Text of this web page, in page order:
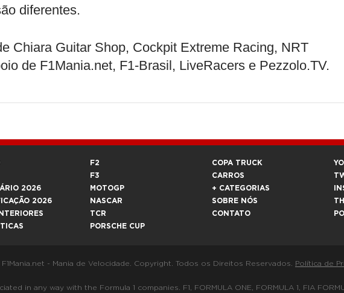
diferentes.
Chiara Guitar Shop, Cockpit Extreme Racing, NRT
de F1Mania.net, F1-Brasil, LiveRacers e Pezzolo.TV.
2026
2026
F2
F3
MOTOGP
NASCAR
TCR
PORSCHE CUP
COPA TRUCK
CARROS
+ CATEGORIAS
SOBRE NÓS
CONTATO
- Mania de Velocidade. Copyright. Todos os Direitos Reservados. Política de
in any way with the Formula 1 companies. F1, FORMULA ONE, FORMULA 1, FIA